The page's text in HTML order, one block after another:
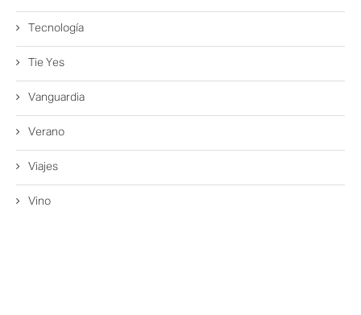
Tecnología
Tie Yes
Vanguardia
Verano
Viajes
Vino